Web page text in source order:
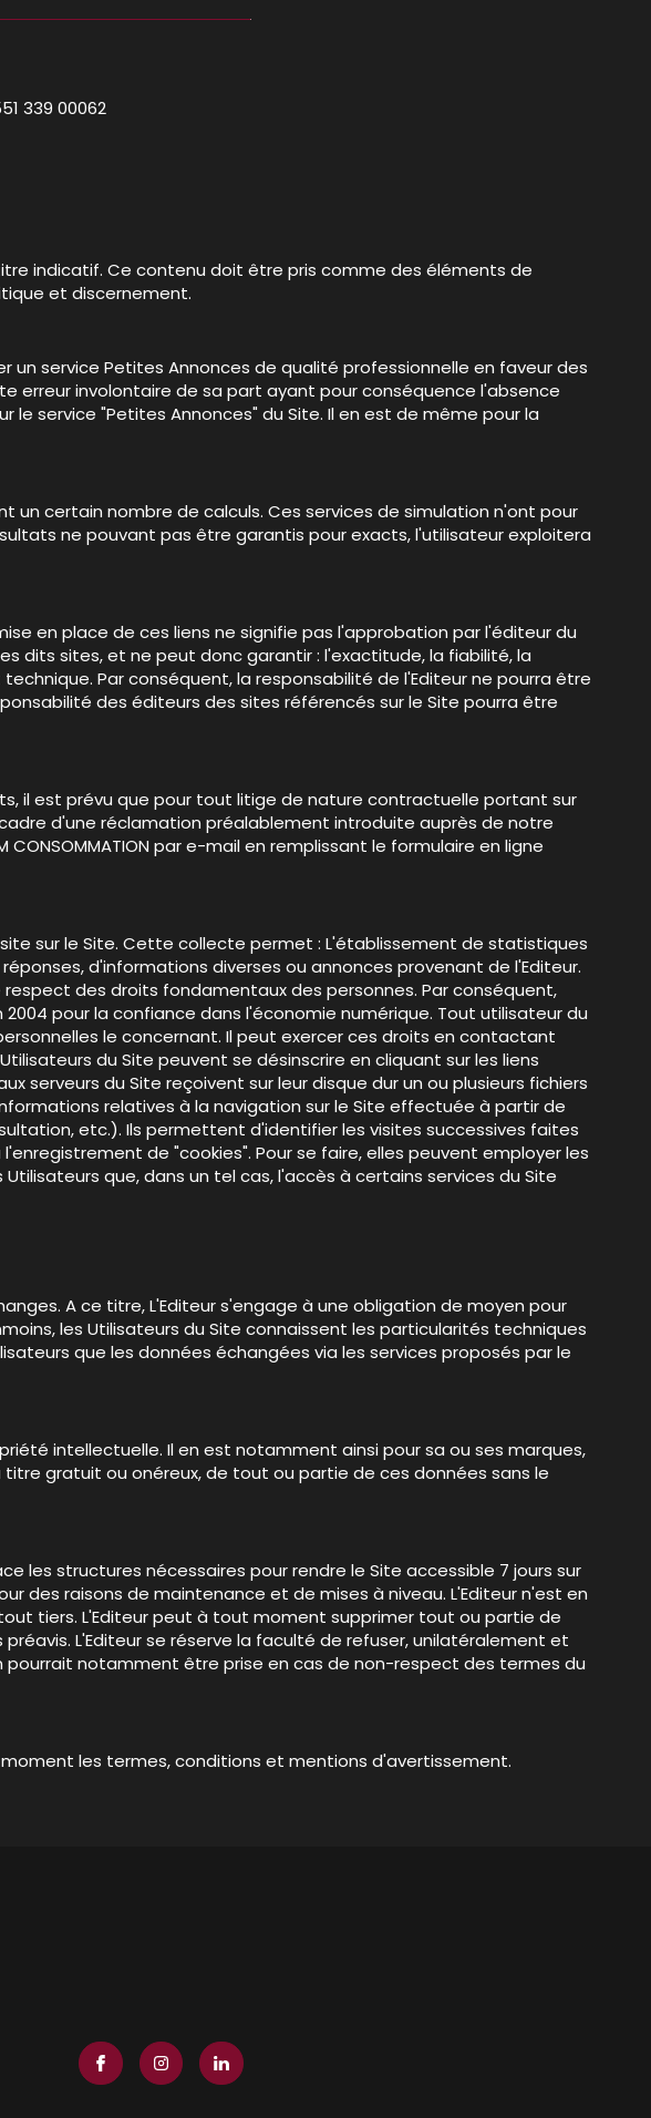
339 00062
indicatif. Ce contenu doit être pris comme des éléments de
et discernement.
service Petites Annonces de qualité professionnelle en faveur des
erreur involontaire de sa part ayant pour conséquence l'absence
service "Petites Annonces" du Site. Il en est de même pour la
certain nombre de calculs. Ces services de simulation n'ont pour
ne pouvant pas être garantis pour exacts, l'utilisateur exploitera
en place de ces liens ne signifie pas l'approbation par l'éditeur du
dits sites, et ne peut donc garantir : l'exactitude, la fiabilité, la
Par conséquent, la responsabilité de l'Editeur ne pourra être
des éditeurs des sites référencés sur le Site pourra être
il est prévu que pour tout litige de nature contractuelle portant sur
d'une réclamation préalablement introduite auprès de notre
par e-mail en remplissant le formulaire en ligne
sur le Site. Cette collecte permet : L'établissement de statistiques
d'informations diverses ou annonces provenant de l'Editeur.
des droits fondamentaux des personnes. Par conséquent,
pour la confiance dans l'économie numérique. Tout utilisateur du
le concernant. Il peut exercer ces droits en contactant
du Site peuvent se désinscrire en cliquant sur les liens
serveurs du Site reçoivent sur leur disque dur un ou plusieurs fichiers
relatives à la navigation sur le Site effectuée à partir de
etc.). Ils permettent d'identifier les visites successives faites
de "cookies". Pour se faire, elles peuvent employer les
que, dans un tel cas, l'accès à certains services du Site
A ce titre, L'Editeur s'engage à une obligation de moyen pour
les Utilisateurs du Site connaissent les particularités techniques
que les données échangées via les services proposés par le
intellectuelle. Il en est notamment ainsi pour sa ou ses marques,
gratuit ou onéreux, de tout ou partie de ces données sans le
les structures nécessaires pour rendre le Site accessible 7 jours sur
des raisons de maintenance et de mises à niveau. L'Editeur n'est en
tiers. L'Editeur peut à tout moment supprimer tout ou partie de
L'Editeur se réserve la faculté de refuser, unilatéralement et
notamment être prise en cas de non-respect des termes du
les termes, conditions et mentions d'avertissement.